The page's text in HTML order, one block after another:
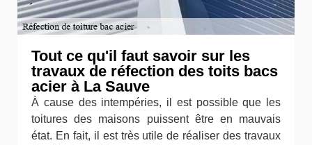
Tout ce qu'il faut savoir sur les
travaux de réfection des toits bacs
acier à La Sauve
À cause des intempéries, il est possible que les
toitures des maisons puissent être en mauvais
état. En fait, il est très utile de réaliser des travaux